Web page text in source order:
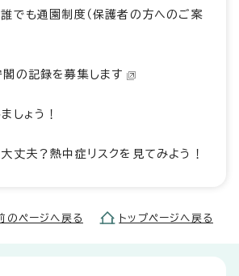
でも通園制度（保護者の方へのご案
の記録を募集します
しょう！
丈夫？熱中症リスクを見てみよう！
のページへ戻る トップページへ戻る